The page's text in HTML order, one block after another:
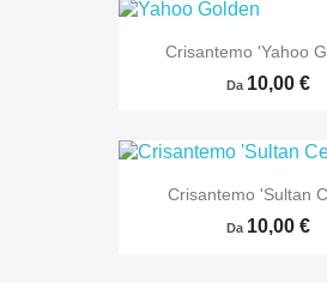
Crisantemo 'Yahoo
Da 10,00 €
Crisantemo 'Sultan
Da 10,00 €